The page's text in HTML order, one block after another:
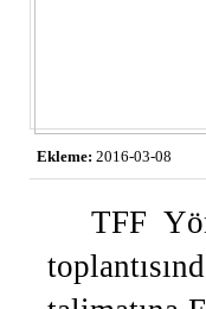
Ekleme: 2016-03-08
TFF